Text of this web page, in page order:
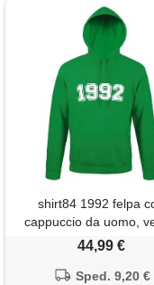
shirt84 1992 felpa
cappuccio da uomo,
xxxl
44,99 €
Sped. 9,20 €